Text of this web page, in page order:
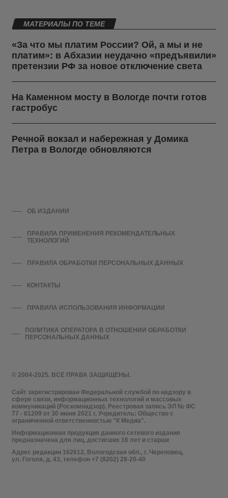
МАТЕРИАЛЫ ПО ТЕМЕ
«За что мы платим России? Ой, а мы и не
платим»: в Абхазии неудачно «предъявили»
претензии РФ за новое отключение света
На Каменном мосту в Вологде почти готов
гастробус
Речной вокзал и набережная у Домика
Петра в Вологде обновляются
© 2004-2025. ВСЕ ПРАВА ЗАЩИЩЕНЫ.
Сайт зарегистрирован Федеральной службой по надзору в
сфере связи, информационных технологий и массовых
коммуникаций (Роскомнадзор). Реестровая запись ЭЛ № ФС
77 - 81209 от 30 июня 2021 г. Учредитель: Общество с
ограниченной ответственностью "К Медиа".
Информационная продукция данного сетевого издания
предназначена для лиц, достигших 16 лет и старше
Адрес редакции 162612, Вологодская обл., г. Череповец,
ул. Гоголя, д. 43, телефон +7 (8202) 28-20-40
ОБ ИЗДАНИИ
ПРАВИЛА ПРИМЕНЕНИЯ РЕКОМЕНДАТЕЛЬНЫХ
ТЕХНОЛОГИЙ
ПРАВИЛА ОБРАБОТКИ ПЕРСОНАЛЬНЫХ ДАННЫХ
КОНТАКТЫ
ПРАВИЛА ИСПОЛЬЗОВАНИЯ ИНФОРМАЦИИ
ПОЛИТИКА ОПЕРАТОРА В ОТНОШЕНИИ ОБРАБОТКИ
ПЕРСОНАЛЬНЫХ ДАННЫХ